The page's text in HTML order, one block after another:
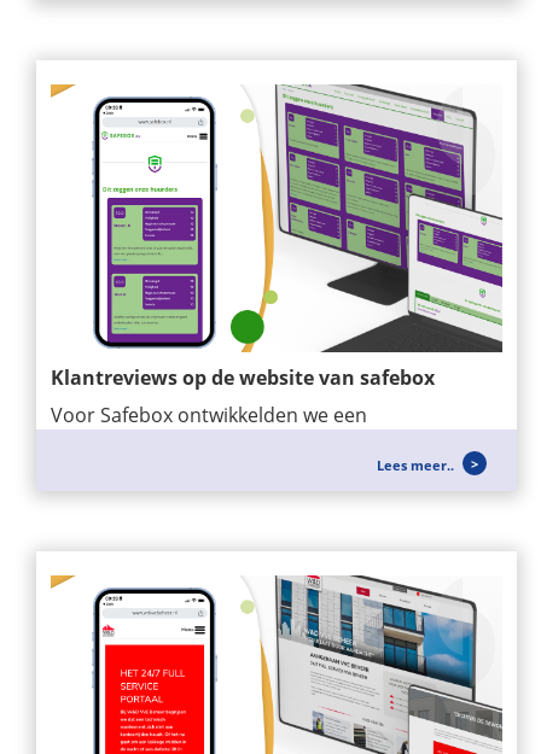
Klantreviews op de website van safebox
Voor Safebox ontwikkelden we een
Lees meer..